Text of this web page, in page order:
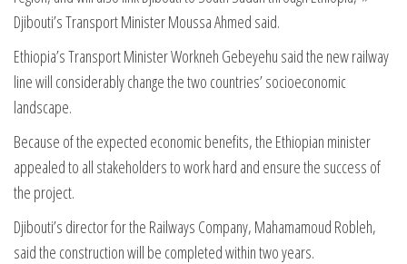
Djibouti’s Transport Minister Moussa Ahmed said.
Ethiopia’s Transport Minister Workneh Gebeyehu said the new railway
line will considerably change the two countries’ socioeconomic
landscape.
Because of the expected economic benefits, the Ethiopian minister
appealed to all stakeholders to work hard and ensure the success of
the project.
Djibouti’s director for the Railways Company, Mahamamoud Robleh,
said the construction will be completed within two years.